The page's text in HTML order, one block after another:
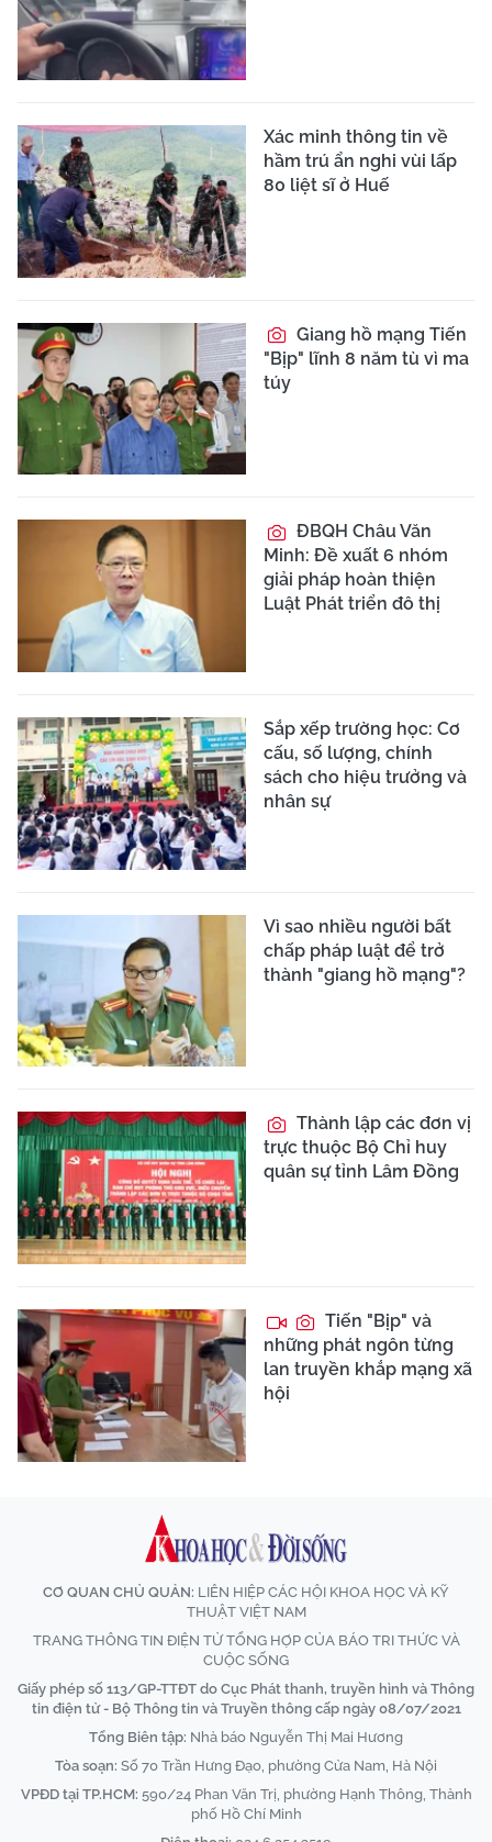
Xác minh thông tin về
hầm trú ẩn nghi vùi lấp
80 liệt sĩ ở Huế
Giang hồ mạng Tiến
"Bịp" lĩnh 8 năm tù vì ma
túy
ĐBQH Châu Văn
Minh: Đề xuất 6 nhóm
giải pháp hoàn thiện
Luật Phát triển đô thị
Sắp xếp trường học: Cơ
cấu, số lượng, chính
sách cho hiệu trưởng và
nhân sự
Vì sao nhiều người bất
chấp pháp luật để trở
thành "giang hồ mạng"?
Thành lập các đơn vị
trực thuộc Bộ Chỉ huy
quân sự tỉnh Lâm Đồng
Tiến "Bịp" và
những phát ngôn từng
lan truyền khắp mạng xã
hội
CƠ QUAN CHỦ QUẢN: LIÊN HIỆP CÁC HỘI KHOA HỌC VÀ KỸ
THUẬT VIỆT NAM
TRANG THÔNG TIN ĐIỆN TỬ TỔNG HỢP CỦA BÁO TRI THỨC VÀ
CUỘC SỐNG
Giấy phép số 113/GP-TTĐT do Cục Phát thanh, truyền hình và Thông
tin điện tử - Bộ Thông tin và Truyền thông cấp ngày 08/07/2021
Tổng Biên tập: Nhà báo Nguyễn Thị Mai Hương
Tòa soạn: Số 70 Trần Hưng Đạo, phường Cửa Nam, Hà Nội
VPĐD tại TP.HCM: 590/24 Phan Văn Trị, phường Hạnh Thông, Thành
phố Hồ Chí Minh